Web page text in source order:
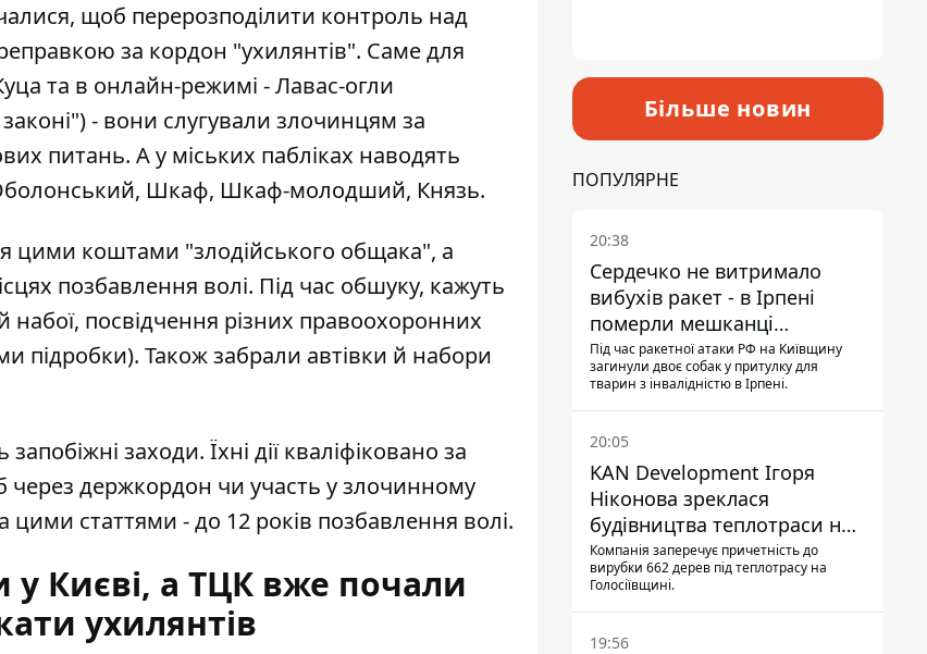
щоб перерозподілити контроль над
за кордон "ухилянтів". Саме для
та в онлайн-режимі - Лавас-огли
- вони слугували злочинцям за
питань. А у міських пабліках наводять
Оболонський, Шкаф, Шкаф-молодший, Князь.
цими коштами "злодійського общака", а
позбавлення волі. Під час обшуку, кажуть
набої, посвідчення різних правоохоронних
підробки). Також забрали автівки й набори
заходи. Їхні дії кваліфіковано за
через держкордон чи участь у злочинному
статтями - до 12 років позбавлення волі.
Києві, а ТЦК вже почали
ухилянтів
Більше новин
ПОПУЛЯРНЕ
20:38
Сердечко не витримало
вибухів ракет - в Ірпені
померли мешканці
притулку для собак з
інвалідністю
Під час ракетної атаки РФ на Київщину
загинули двоє собак у притулку для
тварин з інвалідністю в Ірпені.
20:05
KAN Development Ігоря
Ніконова зреклася
будівництва теплотраси на
Теремках
Компанія заперечує причетність до
вирубки 662 дерев під теплотрасу на
Голосіївщині.
19:56